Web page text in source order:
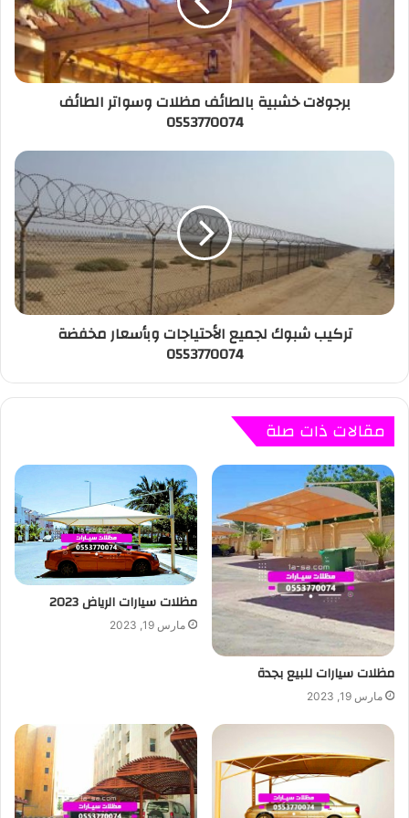
k
برجولات خشبية بالطائف مظلات وسواتر الطائف
0553770074
تركيب شبوك لجميع الأحتياجات وبأسعار مخفضة
0553770074
مقالات ذات صلة
مظلات سيارات للبيع بجدة
مارس 19, 2023
مظلات سيارات الرياض 2023
مارس 19, 2023